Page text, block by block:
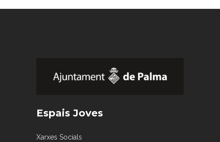
Espais Joves
Xarxes Socials